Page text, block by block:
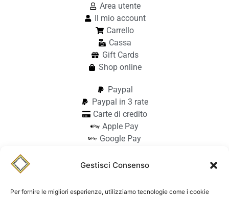
Gestisci Consenso
Per fornire le migliori esperienze, utilizziamo tecnologie come i cookie
Area utente
Il mio account
Carrello
Cassa
Gift Cards
Shop online
Paypal
Paypal in 3 rate
Carte di credito
Apple Pay
Google Pay
Pagamento alla consegna